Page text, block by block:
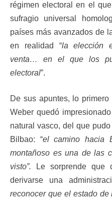
régimen electoral en el
sufragio universal
países más avanzados de
en realidad “la elección
venta… en el que los
electoral”.
De sus apuntes, lo
Weber quedó
natural vasco, del que
Bilbao: “el camino hacia
montañoso es una de las
visto”. Le sorprende que
derivarse una
reconocer que el estado